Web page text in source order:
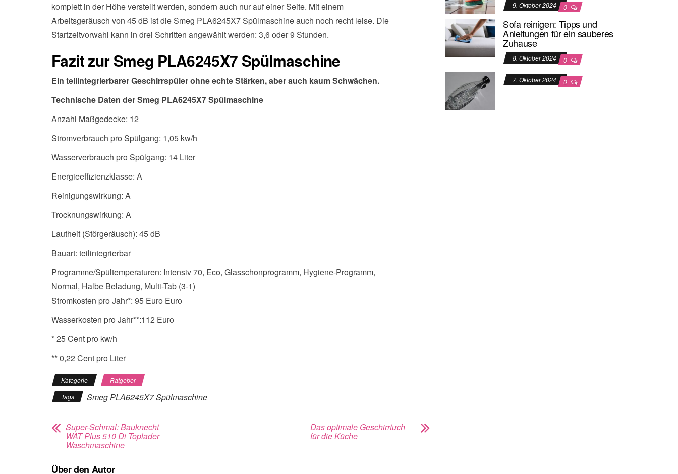
komplett in der Höhe verstellt werden, sondern auch nur auf einer Seite. Mit einem
Arbeitsgeräusch von 45 dB ist die Smeg PLA6245X7 Spülmaschine auch noch recht leise. Die
Startzeitvorwahl kann in drei Schritten angewählt werden: 3,6 oder 9 Stunden.
Fazit zur Smeg PLA6245X7 Spülmaschine
Ein teilintegrierbarer Geschirrspüler ohne echte Stärken, aber auch kaum Schwächen.
Technische Daten der Smeg PLA6245X7 Spülmaschine
Anzahl Maßgedecke: 12
Stromverbrauch pro Spülgang: 1,05 kw/h
Wasserverbrauch pro Spülgang: 14 Liter
Energieeffizienzklasse: A
Reinigungswirkung: A
Trocknungswirkung: A
Lautheit (Störgeräusch): 45 dB
Bauart: teilintegrierbar
Programme/Spültemperaturen: Intensiv 70, Eco, Glasschonprogramm, Hygiene-Programm,
Normal, Halbe Beladung, Multi-Tab (3-1)
Stromkosten pro Jahr*: 95 Euro Euro
Wasserkosten pro Jahr**:112 Euro
* 25 Cent pro kw/h
** 0,22 Cent pro Liter
Kategorie
Ratgeber
Tags
Smeg PLA6245X7 Spülmaschine
Super-Schmal: Bauknecht
WAT Plus 510 Di Toplader
Waschmaschine
Das optimale Geschirrtuch
für die Küche
Über den Autor
9. Oktober 2024 0
Sofa reinigen: Tipps und
Anleitungen für ein sauberes
Zuhause
8. Oktober 2024 0
7. Oktober 2024 0